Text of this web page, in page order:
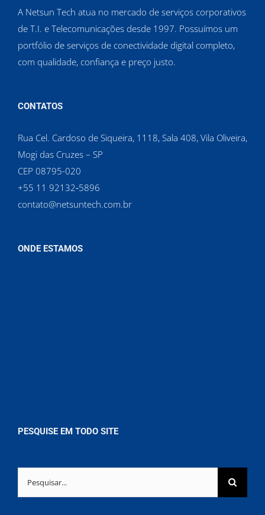
A Netsun Tech atua no mercado de serviços corporativos
de T.I. e Telecomunicações desde 1997. Possuímos um
portfólio de serviços de conectividade digital completo,
com qualidade, confiança e preço justo.
CONTATOS
Rua Cel. Cardoso de Siqueira, 1118, Sala 408, Vila Oliveira,
Mogi das Cruzes – SP
CEP 08795-020
‪+55 11 92132‑5896‬
contato@netsuntech.com.br
ONDE ESTAMOS
PESQUISE EM TODO SITE